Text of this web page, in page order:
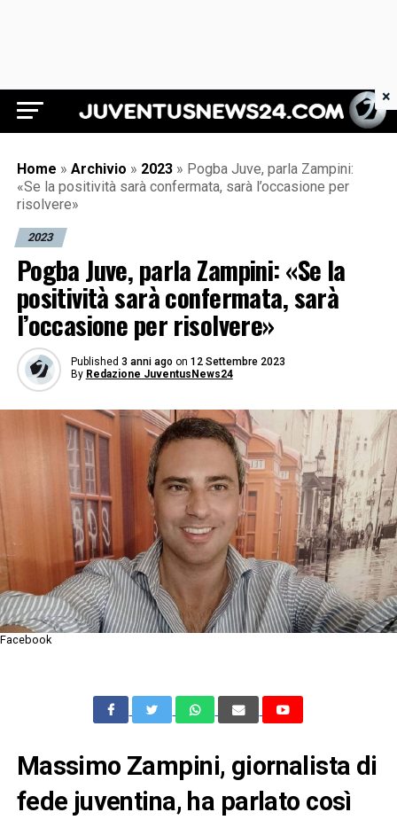
Juventus News 24
Home » Archivio » 2023 » Pogba Juve, parla Zampini:
«Se la positività sarà confermata, sarà l’occasione per
risolvere»
2023
Pogba Juve, parla Zampini: «Se la
positività sarà confermata, sarà
l’occasione per risolvere»
Published 3 anni ago on 12 Settembre 2023
By Redazione JuventusNews24
Facebook
Massimo Zampini, giornalista di
fede juventina, ha parlato così
×